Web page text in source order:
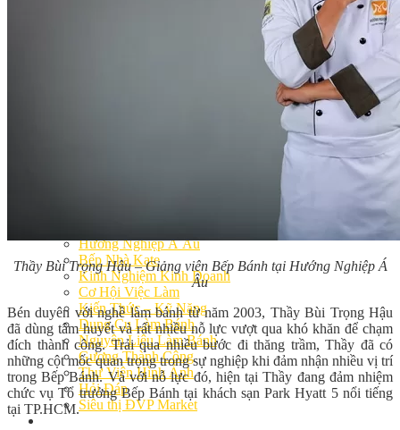
Hướng Nghiệp Á Âu
Bếp Nhà Kate
Kinh Nghiệm Kinh Doanh
Cơ Hội Việc Làm
Kiến Thức – Kỹ Năng
Dụng Cụ Làm Bánh
Nguyên Liệu Làm Bánh
Gương Thành Công
Thư Viện Hình Ảnh
Hỏi Đáp
Siêu thị ĐVP Market
Thầy Bùi Trọng Hậu – Giảng viên Bếp Bánh tại Hướng Nghiệp Á
Âu
Bén duyên với nghề làm bánh từ năm 2003, Thầy Bùi Trọng Hậu
đã dùng tâm huyết và rất nhiều nỗ lực vượt qua khó khăn để chạm
đích thành công. Trải qua nhiều bước đi thăng trầm, Thầy đã có
những cột mốc quan trọng trong sự nghiệp khi đảm nhận nhiều vị trí
trong Bếp Bánh. Và với nỗ lực đó, hiện tại Thầy đang đảm nhiệm
chức vụ Tổ trưởng Bếp Bánh tại khách sạn Park Hyatt 5 nổi tiếng
tại TP.HCM.